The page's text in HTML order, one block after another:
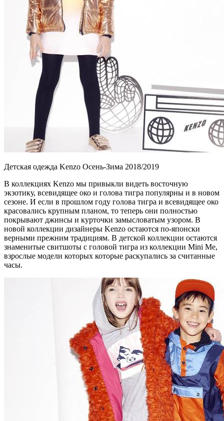
Детская одежда Kenzo Осень-Зима 2018/2019
В коллекциях Kenzo мы привыкли видеть восточную
экзотику, всевидящее око и голова тигра популярны и в новом
сезоне. И если в прошлом году голова тигра и всевидящее око
красовались крупным планом, то теперь они полностью
покрывают джинсы и курточки замысловатым узором. В
новой коллекции дизайнеры Kenzo остаются по-японски
верными прежним традициям. В детской коллекции остаются
знаменитые свитшоты с головой тигра из коллекции Mini Me,
взрослые модели которых которые раскупались за считанные
часы.